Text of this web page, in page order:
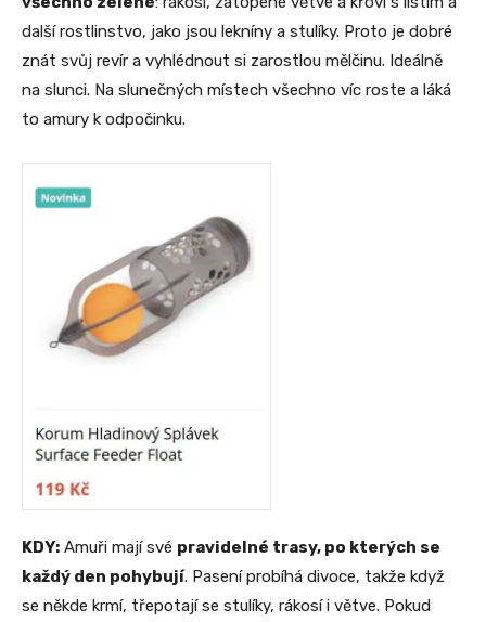
další rostlinstvo, jako jsou lekníny a stulíky. Proto je dobré
znát svůj revír a vyhlédnout si zarostlou mělčinu. Ideálně
na slunci. Na slunečných místech všechno víc roste a láká
to amury k odpočinku.
KDY: Amuři mají své pravidelné trasy, po kterých se
každý den pohybují. Pasení probíhá divoce, takže když
se někde krmí, třepotají se stulíky, rákosí i větve. Pokud